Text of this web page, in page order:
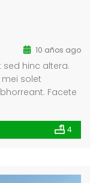
10 años ago
hinc altera.
solet
Facete
4